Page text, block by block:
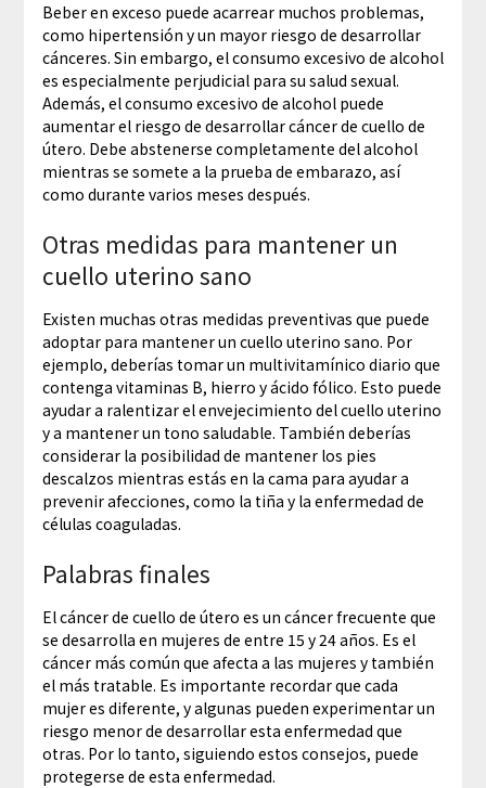
Beber en exceso puede acarrear muchos problemas,
como hipertensión y un mayor riesgo de desarrollar
cánceres. Sin embargo, el consumo excesivo de alcohol
es especialmente perjudicial para su salud sexual.
Además, el consumo excesivo de alcohol puede
aumentar el riesgo de desarrollar cáncer de cuello de
útero. Debe abstenerse completamente del alcohol
mientras se somete a la prueba de embarazo, así
como durante varios meses después.
Otras medidas para mantener un
cuello uterino sano
Existen muchas otras medidas preventivas que puede
adoptar para mantener un cuello uterino sano. Por
ejemplo, deberías tomar un multivitamínico diario que
contenga vitaminas B, hierro y ácido fólico. Esto puede
ayudar a ralentizar el envejecimiento del cuello uterino
y a mantener un tono saludable. También deberías
considerar la posibilidad de mantener los pies
descalzos mientras estás en la cama para ayudar a
prevenir afecciones, como la tiña y la enfermedad de
células coaguladas.
Palabras finales
El cáncer de cuello de útero es un cáncer frecuente que
se desarrolla en mujeres de entre 15 y 24 años. Es el
cáncer más común que afecta a las mujeres y también
el más tratable. Es importante recordar que cada
mujer es diferente, y algunas pueden experimentar un
riesgo menor de desarrollar esta enfermedad que
otras. Por lo tanto, siguiendo estos consejos, puede
protegerse de esta enfermedad.